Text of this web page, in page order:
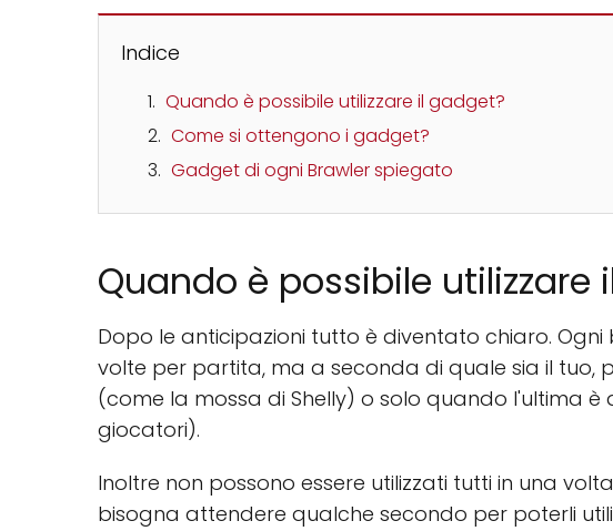
Indice
Quando è possibile utilizzare il gadget?
Come si ottengono i gadget?
Gadget di ogni Brawler spiegato
Quando è possibile utilizzare
Dopo le anticipazioni tutto è diventato chiaro.
volte per partita, ma a seconda di quale sia il tuo,
(come la mossa di Shelly) o solo quando l'ultima
giocatori).
Inoltre non possono essere utilizzati tutti in una
bisogna attendere qualche secondo per poterli